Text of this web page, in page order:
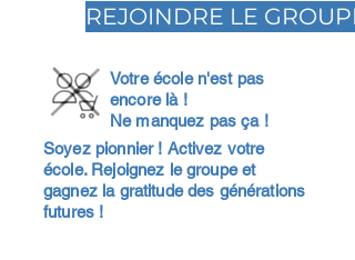
REJOINDRE LE GROUPE
Votre école n'est pas
encore là !
Ne manquez pas ça !
Soyez pionnier ! Activez votre
école. Rejoignez le groupe et
gagnez la gratitude des générations
futures !